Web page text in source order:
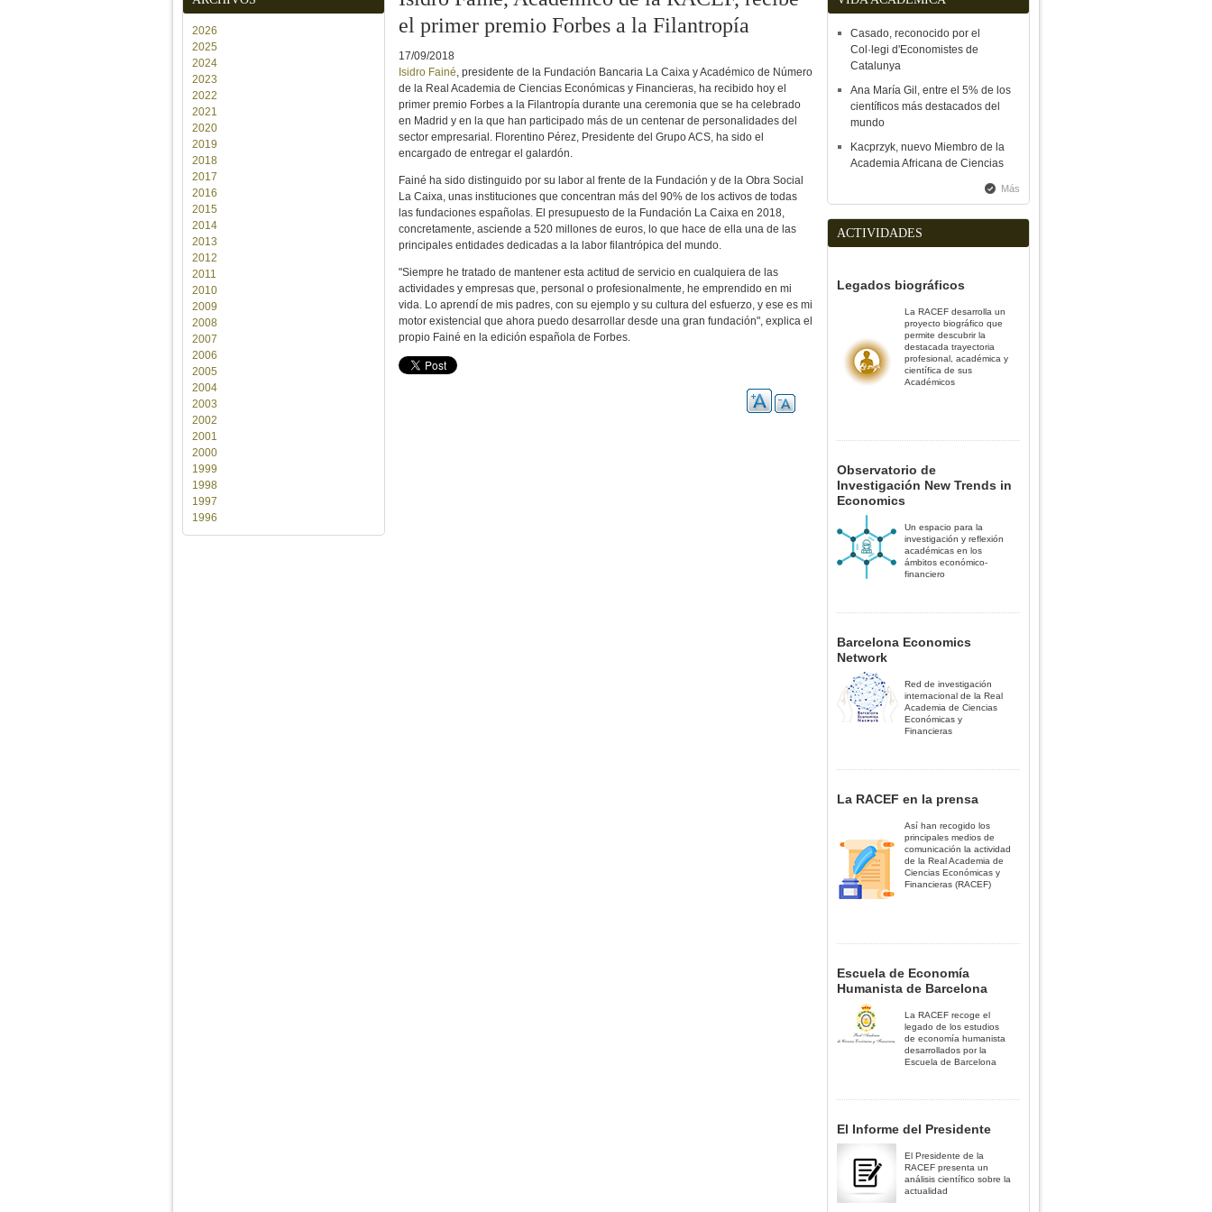
el primer premio Forbes a la Filantropía
17/09/2018
Isidro Fainé , presidente de la Fundación Bancaria La Caixa y Académico de Número
de la Real Academia de Ciencias Económicas y Financieras, ha recibido hoy el
primer premio Forbes a la Filantropía durante una ceremonia que se ha celebrado
en Madrid y en la que han participado más de un centenar de personalidades del
sector empresarial. Florentino Pérez, Presidente del Grupo ACS, ha sido el
encargado de entregar el galardón.
Fainé ha sido distinguido por su labor al frente de la Fundación y de la Obra Social
La Caixa, unas instituciones que concentran más del 90% de los activos de todas
las fundaciones españolas. El presupuesto de la Fundación La Caixa en 2018,
concretamente, asciende a 520 millones de euros, lo que hace de ella una de las
principales entidades dedicadas a la labor filantrópica del mundo.
"Siempre he tratado de mantener esta actitud de servicio en cualquiera de las
actividades y empresas que, personal o profesionalmente, he emprendido en mi
vida. Lo aprendí de mis padres, con su ejemplo y su cultura del esfuerzo, y ese es mi
motor existencial que ahora puedo desarrollar desde una gran fundación", explica el
propio Fainé en la edición española de Forbes.
2026
2025
2024
2023
2022
2021
2020
2019
2018
2017
2016
2015
2014
2013
2012
2011
2010
2009
2008
2007
2006
2005
2004
2003
2002
2001
2000
1999
1998
1997
1996
Casado, reconocido por el
Col·legi d'Economistes de
Catalunya
Ana María Gil, entre el 5% de los
científicos más destacados del
mundo
Kacprzyk, nuevo Miembro de la
Academia Africana de Ciencias
Más
ACTIVIDADES
Legados biográficos
La RACEF desarrolla un
proyecto biográfico que
permite descubrir la
destacada trayectoria
profesional, académica y
científica de sus
Académicos
Observatorio de
Investigación New Trends in
Economics
Un espacio para la
investigación y reflexión
académicas en los
ámbitos económico-
financiero
Barcelona Economics
Network
Red de investigación
internacional de la Real
Academia de Ciencias
Económicas y
Financieras
La RACEF en la prensa
Así han recogido los
principales medios de
comunicación la actividad
de la Real Academia de
Ciencias Económicas y
Financieras (RACEF)
Escuela de Economía
Humanista de Barcelona
La RACEF recoge el
legado de los estudios
de economía humanista
desarrollados por la
Escuela de Barcelona
El Informe del Presidente
El Presidente de la
RACEF presenta un
análisis científico sobre la
actualidad